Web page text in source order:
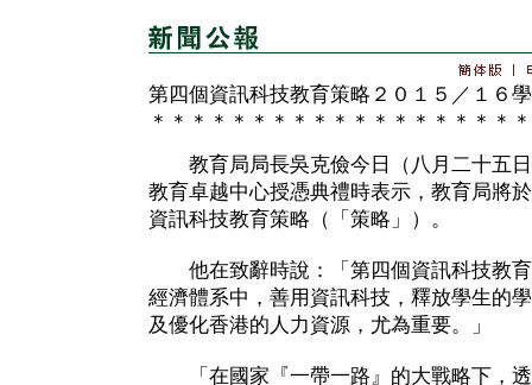
第四個資訊科技教育策略２０１５／１６
＊＊＊＊＊＊＊＊＊＊＊＊＊＊＊＊＊＊
教育局局長吳克儉今日（八月二十五日
教育卓越中心授憑典禮時表示，教育局將
資訊科技教育策略（「策略」）。
他在致辭時說：「第四個資訊科技教育
經濟體系中，善用資訊科技，釋放學生的
及優化香港的人力資源，尤為重要。」
「在國家『一帶一路』的大戰略下，透